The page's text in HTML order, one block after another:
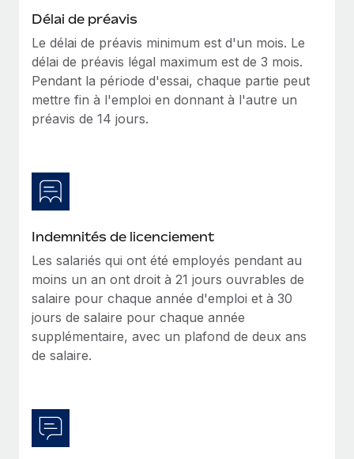
Création d’entité
Établissez des entités rapidement et en toute
conformité
Mobilité et déménagement international
Organisez facilement le déménagement de vos
Avantages sociaux
Gérez facilement les avantages sociaux
Intégration Remote x BambooHR : du local à
l’international, le recrutement sans changer de
plateforme
Impact Les clients BambooHR peuvent désormais
embaucher et gérer les employés internationaux...
En savoir plus
Explorer le blog
BLOG
Mises à jour des produits de Remote :
Intégrations Gusto et Xero et Gestion des
toute taille à embaucher, gérer et payer...
Comment Phiture gère ses 55 employés
répartis dans 19 pays grâce à Remote
Phiture, un leader notable du conseil en matière de
croissance mobile internationale, encourage les...
En savoir plus
Délai de préavis
Le délai de préavis minimum est d'un mois. Le
délai de préavis légal maximum est de 3 mois.
Pendant la période d'essai, chaque partie peut
mettre fin à l'emploi en donnant à l'autre un
préavis de 14 jours.
Indemnités de licenciement
Les salariés qui ont été employés pendant au
moins un an ont droit à 21 jours ouvrables de
salaire pour chaque année d'emploi et à 30
jours de salaire pour chaque année
supplémentaire, avec un plafond de deux ans
de salaire.